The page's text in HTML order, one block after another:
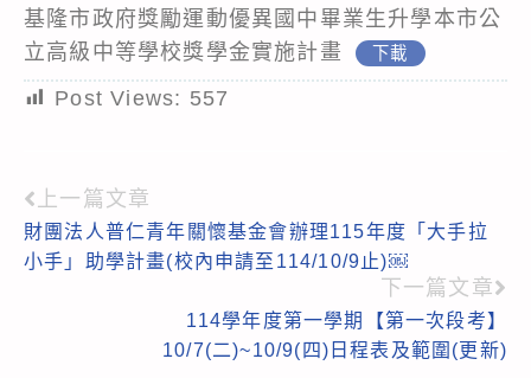
基隆市政府獎勵運動優異國中畢業生升學本市公
立高級中等學校獎學金實施計畫
下載
Post Views: 557
Read
more
上一篇文章
財團法人普仁青年關懷基金會辦理115年度「大手拉
小手」助學計畫(校內申請至114/10/9止)￼
下一篇文章
114學年度第一學期【第一次段考】
10/7(二)~10/9(四)日程表及範圍(更新)